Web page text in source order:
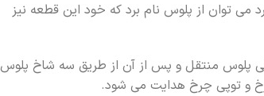
می توان از پلوس نام برد که خود این قطعه نیز
پلوس منتقل و پس از آن از طریق سه شاخ پلوس
و توپی چرخ هدایت می شود.